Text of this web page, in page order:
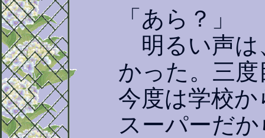
「あら？」
明るい声は
かった。三
今度は学校
スーパーだ